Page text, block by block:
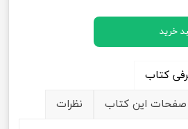
خرید
کتاب
صفحات این کتاب
نظرات